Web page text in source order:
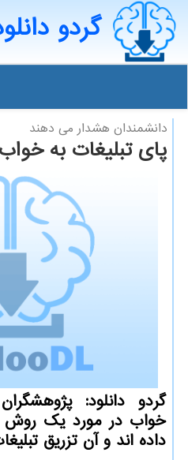
گردو
دانشمندان هشدار می دهند
پای تبلیغات به
گردو دانلود:
خواب در مورد یک روش
داده اند و آن تزریق